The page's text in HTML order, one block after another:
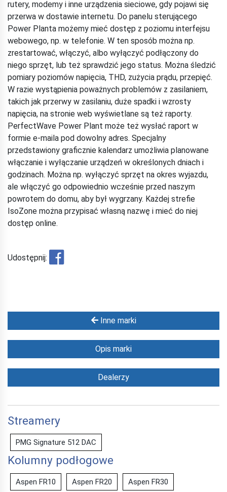
Inne marki
Opis marki
Dealerzy
Streamery
PMG Signature 512 DAC
Kolumny podłogowe
Aspen FR10 Aspen FR20 Aspen FR30
rutery, modemy i inne urządzenia sieciowe, gdy pojawi się
przerwa w dostawie internetu. Do panelu sterującego
Power Planta możemy mieć dostęp z poziomu interfejsu
webowego, np. w telefonie. W ten sposób można np.
zrestartować, włączyć, albo wyłączyć podłączony do
niego sprzęt, lub też sprawdzić jego status. Można śledzić
pomiary poziomów napięcia, THD, zużycia prądu, przepięć.
W razie wystąpienia poważnych problemów z zasilaniem,
takich jak przerwy w zasilaniu, duże spadki i wzrosty
napięcia, na stronie web wyświetlane są też raporty.
PerfectWave Power Plant może też wysłać raport w
formie e-maila pod dowolny adres. Specjalny
przedstawiony graficznie kalendarz umożliwia planowane
włączanie i wyłączanie urządzeń w określonych dniach i
godzinach. Można np. wyłączyć sprzęt na okres wyjazdu,
ale włączyć go odpowiednio wcześnie przed naszym
powrotem do domu, aby był wygrzany. Każdej strefie
IsoZone można przypisać własną nazwę i mieć do niej
dostęp online.
Udostępnij: